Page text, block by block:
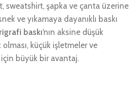
sweatshirt, şapka ve çanta üzerine
ve yıkamaya dayanıklı baskı
baskı‘nın aksine düşük
küçük işletmeler ve
büyük bir avantaj.